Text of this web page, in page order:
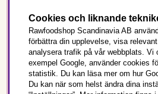
Följ oss
Det här är Rawfoodshop
Sverige
Cookies och liknande
Rawfoodshop Scandinavia AB
förbättra din upplevelse, visa
analysera trafik på vår webbplats. Vi
exempel Google, använder cookies
statistik. Du kan läsa mer om hur
Du kan när som helst ändra dina